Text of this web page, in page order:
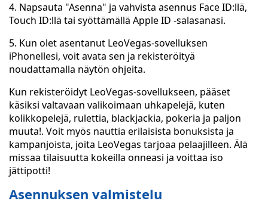
4. Napsauta "Asenna" ja vahvista asennus Face ID:llä,
Touch ID:llä tai syöttämällä Apple ID -salasanasi.
5. Kun olet asentanut LeoVegas-sovelluksen
iPhonellesi, voit avata sen ja rekisteröityä
noudattamalla näytön ohjeita.
Kun rekisteröidyt LeoVegas-sovellukseen, pääset
käsiksi valtavaan valikoimaan uhkapelejä, kuten
kolikkopelejä, rulettia, blackjackia, pokeria ja paljon
muuta!. Voit myös nauttia erilaisista bonuksista ja
kampanjoista, joita LeoVegas tarjoaa pelaajilleen. Älä
missaa tilaisuutta kokeilla onneasi ja voittaa iso
jättipotti!
Asennuksen valmistelu